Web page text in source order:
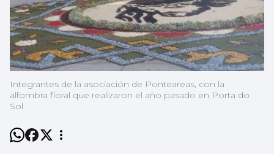
Integrantes de la asociación de Ponteareas, con la
alfombra floral que realizaron el año pasado en Porta do
Sol.